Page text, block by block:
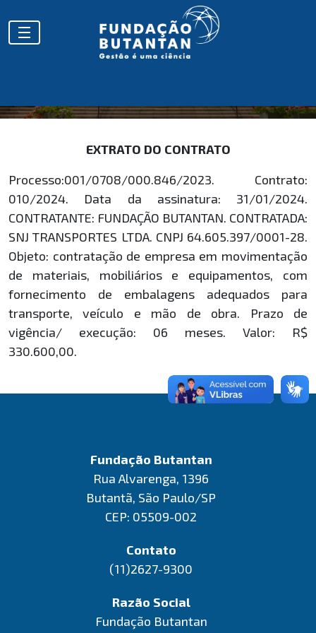
EXTRATOS
EXTRATO DO CONTRATO
Processo:001/0708/000.846/2023. Contrato:
010/2024. Data da assinatura: 31/01/2024.
CONTRATANTE: FUNDAÇÃO BUTANTAN. CONTRATADA:
SNJ TRANSPORTES LTDA. CNPJ 64.605.397/0001-28.
Objeto: contratação de empresa em movimentação
de materiais, mobiliários e equipamentos, com
fornecimento de embalagens adequados para
transporte, veículo e mão de obra. Prazo de
vigência/ execução: 06 meses. Valor: R$
330.600,00.
Fundação Butantan
Rua Alvarenga, 1396
Butantã, São Paulo/SP
CEP: 05509-002
Contato
(11)2627-9300
Razão Social
Fundação Butantan